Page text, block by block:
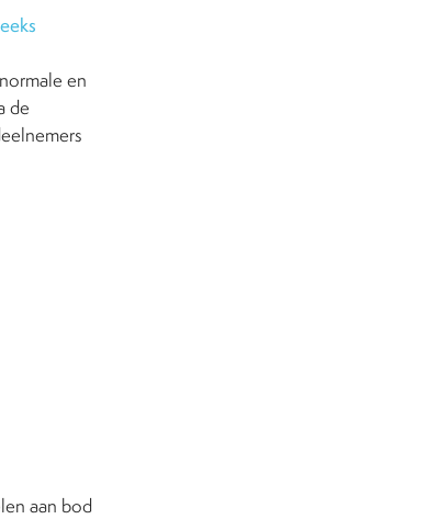
en
de
aan bod